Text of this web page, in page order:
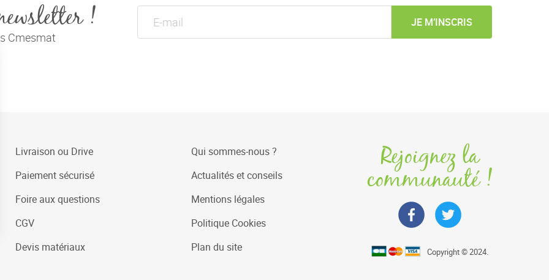
!
Cmesmat
JE M’INSCRIS
Livraison ou Drive
Paiement sécurisé
Foire aux questions
CGV
Devis matériaux
Qui sommes-nous ?
Actualités et conseils
Mentions légales
Politique Cookies
Plan du site
Rejoignez la
communauté !
Copyright © 2024.